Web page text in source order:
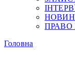
ПРАВО
Головна